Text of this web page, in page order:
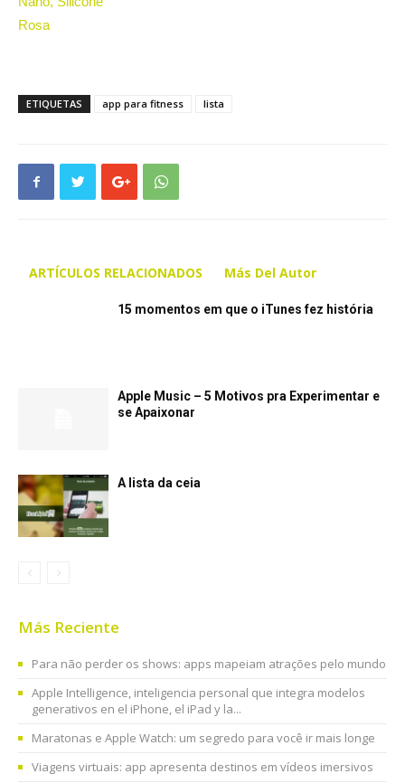
ETIQUETAS app para fitness lista
ARTÍCULOS RELACIONADOS Más Del Autor
15 momentos em que o iTunes fez história
Apple Music – 5 Motivos pra Experimentar e
se Apaixonar
A lista da ceia
Más Reciente
Para não perder os shows: apps mapeiam atrações pelo mundo
Apple Intelligence, inteligencia personal que integra modelos
generativos en el iPhone, el iPad y la...
Maratonas e Apple Watch: um segredo para você ir mais longe
Viagens virtuais: app apresenta destinos em vídeos imersivos